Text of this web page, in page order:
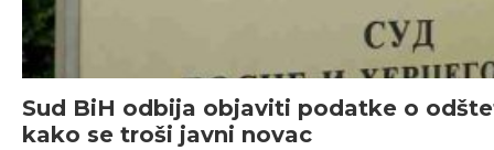
Sud BiH odbija objaviti podatke o
kako se troši javni novac